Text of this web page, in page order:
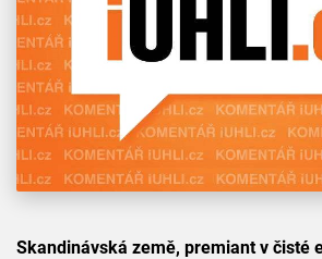
Skandinávská země, premiant v čisté